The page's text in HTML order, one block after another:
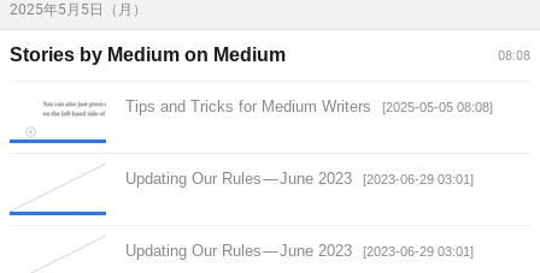
2025年5月5日（月）
08:08
Stories by Medium on Medium
Tips and Tricks for Medium Writers [2025-05-05 08:08]
Updating Our Rules — June 2023 [2023-06-29 03:01]
Updating Our Rules — June 2023 [2023-06-29 03:01]